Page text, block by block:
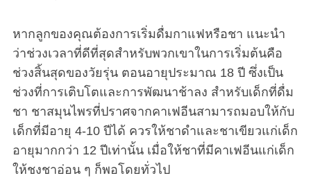
หากลูกของคุณต้องการเริ่มดื่มกาแฟหรือชา แนะนำ
ว่าช่วงเวลาที่ดีที่สุดสำหรับพวกเขาในการเริ่มต้นคือ
ช่วงสิ้นสุดของวัยรุ่น ตอนอายุประมาณ 18 ปี ซึ่งเป็น
ช่วงที่การเติบโตและการพัฒนาช้าลง สำหรับเด็กที่ดื่ม
ชา ชาสมุนไพรที่ปราศจากคาเฟอีนสามารถมอบให้กับ
เด็กที่มีอายุ 4-10 ปีได้ ควรให้ชาดำและชาเขียวแก่เด็ก
อายุมากกว่า 12 ปีเท่านั้น เมื่อให้ชาที่มีคาเฟอีนแก่เด็ก
ให้ชงชาอ่อน ๆ ก็พอโดยทั่วไป